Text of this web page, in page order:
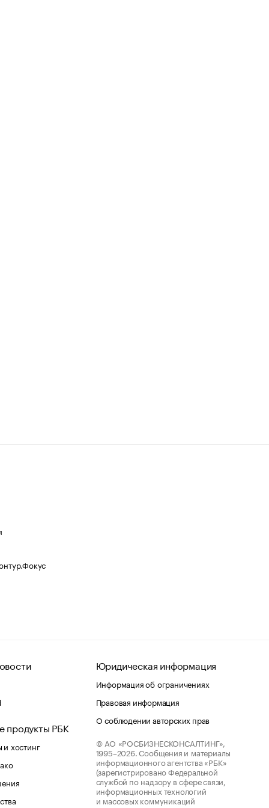
продукты РБК
хостинг
Юридическая информация
Информация об ограничениях
Правовая информация
О соблюдении авторских прав
© АО «РОСБИЗНЕСКОНСАЛТИНГ»,
1995–2026. Сообщения и материалы
информационного агентства «РБК»
(зарегистрировано Федеральной
службой по надзору в сфере связи,
информационных технологий
и массовых коммуникаций